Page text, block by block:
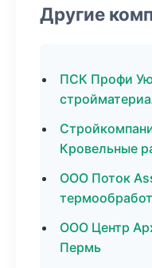
Другие
ПСК Профи
Кровельные
ООО Поток
ООО Центр
Пермь